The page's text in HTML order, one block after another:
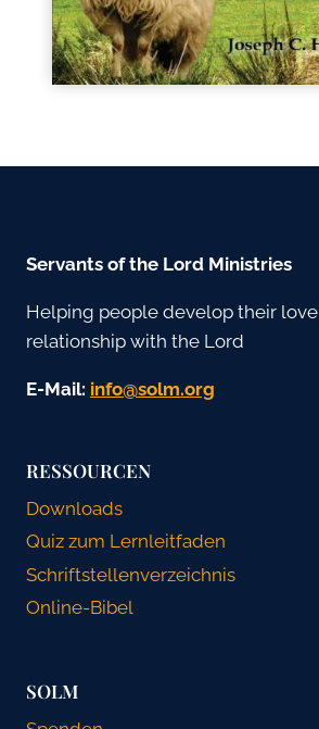
Servants of the Lord Ministries
Helping people develop their love
relationship with the Lord
E-Mail: gro.mlos@ofni
RESSOURCEN
Downloads
Quiz zum Lernleitfaden
Schriftstellenverzeichnis
Online-Bibel
SOLM